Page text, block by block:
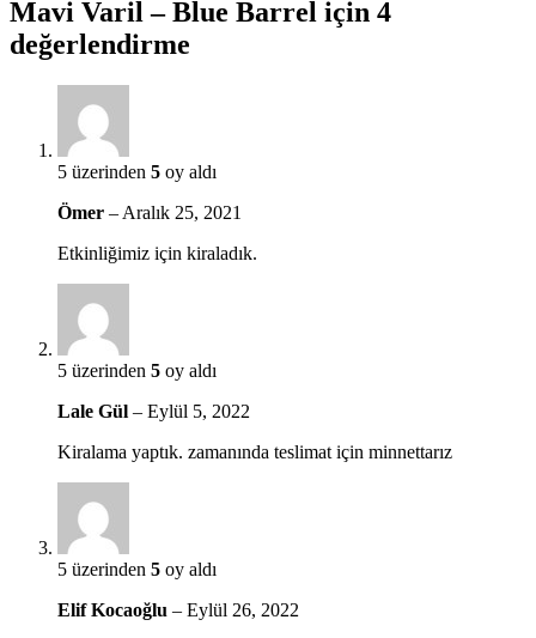
Mavi Varil – Blue Barrel için 4
değerlendirme
5 üzerinden 5 oy aldı
Ömer – Aralık 25, 2021
Etkinliğimiz için kiraladık.
5 üzerinden 5 oy aldı
Lale Gül – Eylül 5, 2022
Kiralama yaptık. zamanında teslimat için minnettarız
5 üzerinden 5 oy aldı
Elif Kocaoğlu – Eylül 26, 2022